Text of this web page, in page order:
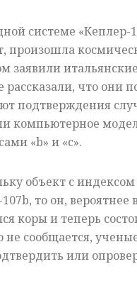
системе «Кеплер-
произошла
заявили
рассказали, что они
подтверждения
компьютерное
«b» и «с».
объект с
то он,
коры и теперь
не сообщается,
или